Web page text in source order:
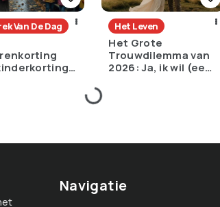
Van De Dag Het Leven
Het Grote
Trouwdilemma van
2026: Ja, ik wil (een
Navigatie